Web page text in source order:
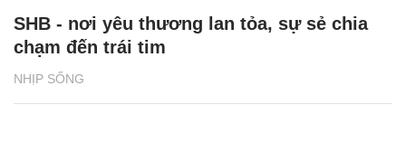
NHỊP SỐNG
SHB - nơi yêu thương lan tỏa, sự sẻ chia
chạm đến trái tim